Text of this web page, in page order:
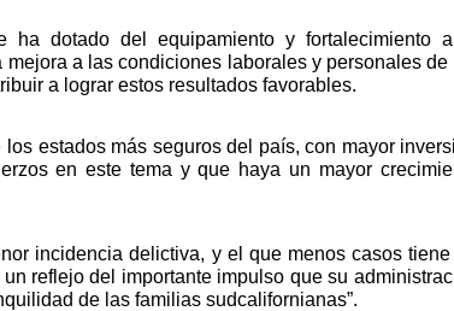
ha dotado del equipamiento y fortalecimiento
a las condiciones laborales y personales de
a lograr estos resultados favorables.
estados más seguros del país, con mayor
en este tema y que haya un mayor
incidencia delictiva, y el que menos casos
reflejo del importante impulso que su
de las familias sudcalifornianas”.